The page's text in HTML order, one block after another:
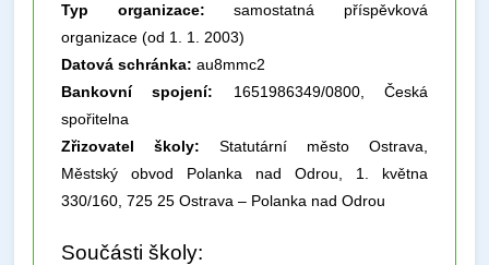
Typ organizace: samostatná příspěvková
organizace (od 1. 1. 2003)
Datová schránka: au8mmc2
Bankovní spojení: 1651986349/0800, Česká
spořitelna
Zřizovatel školy: Statutární město Ostrava,
Městský obvod Polanka nad Odrou, 1. května
330/160, 725 25 Ostrava – Polanka nad Odrou
Součásti školy: